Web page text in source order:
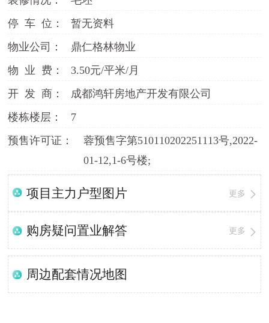
停 车 位：
暂无资料
物业公司：
鼎仁格林物业
物 业 费：
3.50元/平米/月
开 发 商：
成都鸿轩房地产开发有限公司
楼栋楼层：
7
预售许可证：
蓉预售字第510110202251113号,2022-
01-12,1-6号楼;
项目主力户型图片 更多
购房疑问置业解答 更多
周边配套情况地图